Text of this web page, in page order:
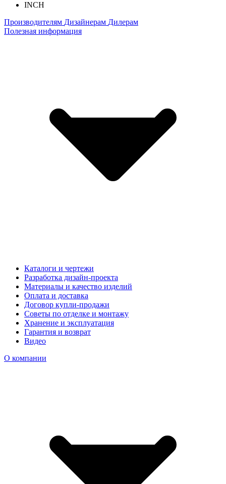
INCH
Производителям Дизайнерам Дилерам
Полезная информация
Каталоги и чертежи
Разработка дизайн-проекта
Материалы и качество изделий
Оплата и доставка
Договор купли-продажи
Советы по отделке и монтажу
Хранение и эксплуатация
Гарантия и возврат
Видео
О компании